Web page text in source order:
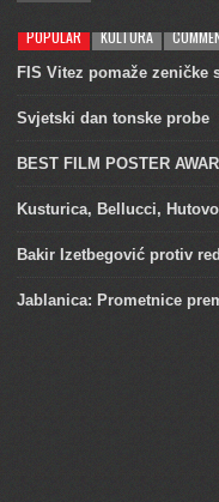
POPULAR KULTURA
FIS Vitez pomaže zeničke
Svjetski dan tonske probe
BEST FILM POSTER
Kusturica, Bellucci,
Bakir Izetbegović protiv
Jablanica: Prometnice